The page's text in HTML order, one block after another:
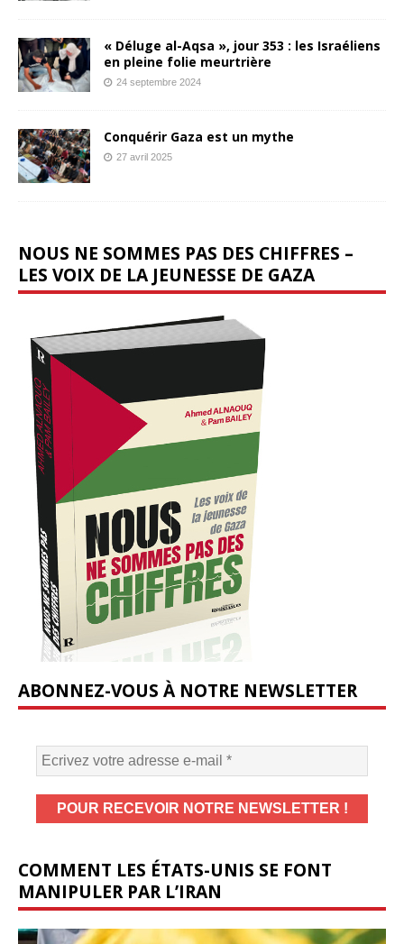
« Déluge al-Aqsa », jour 353 : les Israéliens
en pleine folie meurtrière
24 septembre 2024
Conquérir Gaza est un mythe
27 avril 2025
NOUS NE SOMMES PAS DES CHIFFRES –
LES VOIX DE LA JEUNESSE DE GAZA
ABONNEZ-VOUS À NOTRE NEWSLETTER
COMMENT LES ÉTATS-UNIS SE FONT
MANIPULER PAR L’IRAN